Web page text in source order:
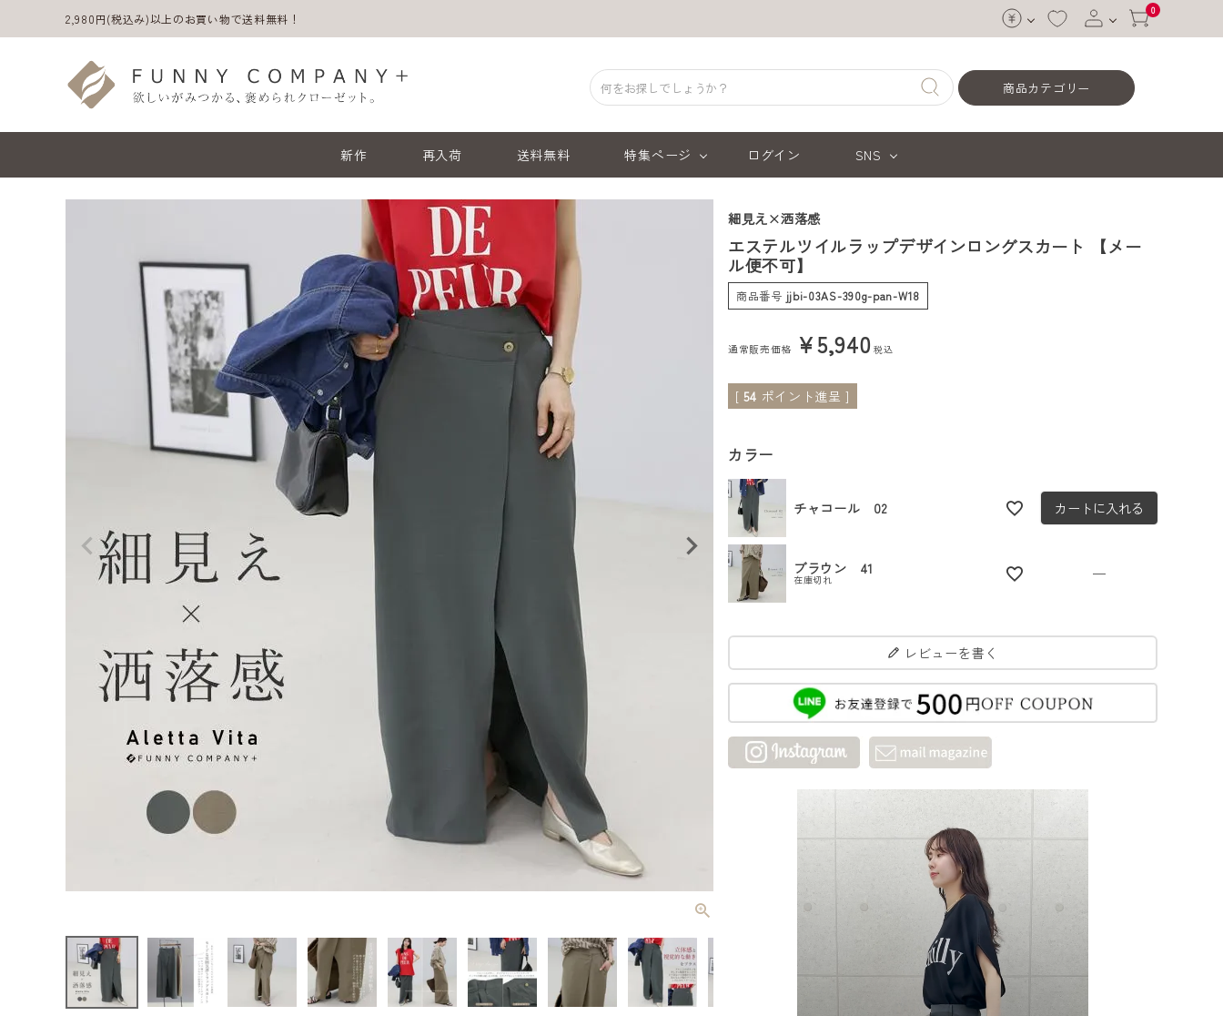
2,980円(税込み)以上のお買い物で送料無料！
会員登録
0
商品カテゴリー
新作 再入荷 送料無料 特集ページ ログイン SNS
ようこそ ゲスト 様
レディーストップス
ご利用ガイド
細見え×洒落感
エステルツイルラップデザインロングスカート 【メー
ル便不可】
商品番号 jjbi-03AS-390g-pan-W18
通常販売価格 ¥5,940 税込
[ 54 ポイント進呈 ]
カラー
チャコール 02 カートに入れる
ブラウン 41
在庫切れ —
レビューを書く